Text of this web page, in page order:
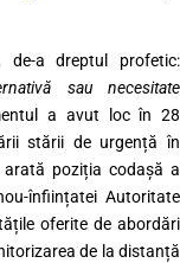
de-a dreptul profetic:
sau necesitate
a avut loc în 28
stării de urgență în
poziția codașă a
înființatei Autoritate
oferite de abordări
de la distanță